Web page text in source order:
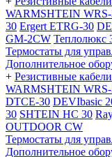
WARMSHTEIN
30 Ergert ETRG-30
GM-2CW
Термостаты для
Дополнительное
+ Резистивные кабели
WARMSHTEIN
DTCE-30 DEVIbasic
30 SHTEIN HC 30
OUTDOOR CW
Термостаты для
Дополнительное